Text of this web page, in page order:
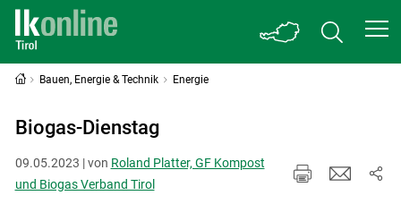
Bauen, Energie & Technik Energie
Biogas-Dienstag
09.05.2023 | von Roland Platter, GF Kompost
und Biogas Verband Tirol